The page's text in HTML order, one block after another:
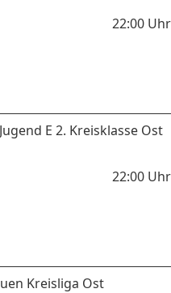
22:00 Uhr
E 2. Kreisklasse Ost
22:00 Uhr
Kreisliga Ost